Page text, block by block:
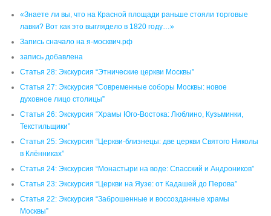
«Знаете ли вы, что на Красной площади раньше стояли торговые
лавки? Вот как это выглядело в 1820 году…»
Запись сначало на я-москвич.рф
запись добавлена
Статья 28: Экскурсия “Этнические церкви Москвы”
Статья 27: Экскурсия “Современные соборы Москвы: новое
духовное лицо столицы”
Статья 26: Экскурсия “Храмы Юго-Востока: Люблино, Кузьминки,
Текстильщики”
Статья 25: Экскурсия “Церкви-близнецы: две церкви Святого Николы
в Клённиках”
Статья 24: Экскурсия “Монастыри на воде: Спасский и Андроников”
Статья 23: Экскурсия “Церкви на Яузе: от Кадашей до Перова”
Статья 22: Экскурсия “Заброшенные и воссозданные храмы
Москвы”